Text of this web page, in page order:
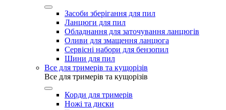
Засоби зберігання для пил
Ланцюги для пил
Обладнання для заточування ланцюгів
Оливи для змащення ланцюга
Сервісні набори для бензопил
Шини для пил
Все для тримерів та кущорізів
Все для тримерів та кущорізів
Корди для тримерів
Ножі та диски